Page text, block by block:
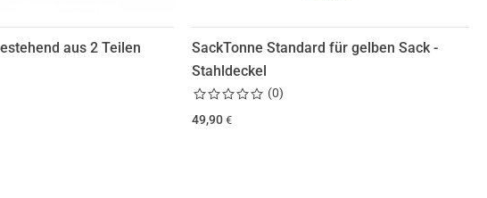
aus 2 Teilen
SackTonne Standard für gelben Sack -
Stahldeckel
(0)
49,90 €